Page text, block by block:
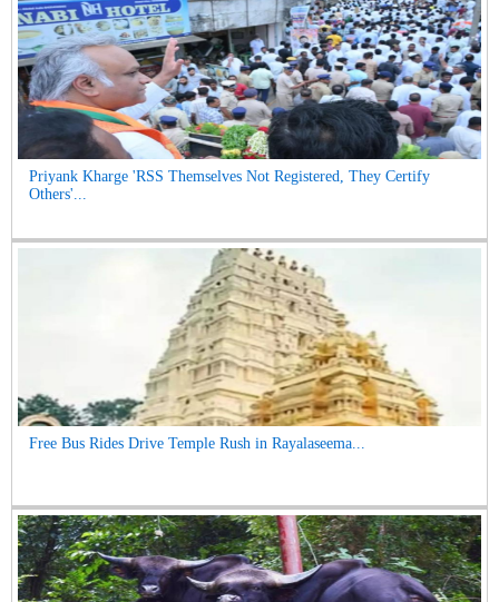
Priyank Kharge 'RSS Themselves Not Registered, They Certify
Others'...
Free Bus Rides Drive Temple Rush in Rayalaseema...